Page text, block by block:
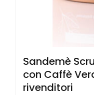
Sandemè
con Caffè
rivenditori